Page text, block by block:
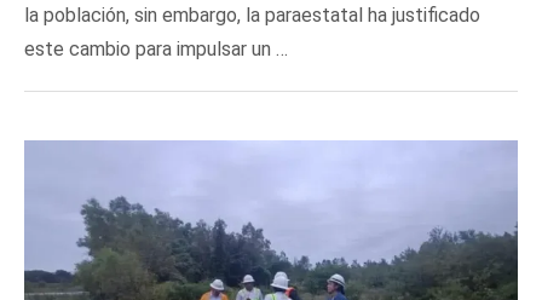
la población, sin embargo, la paraestatal ha justificado
este cambio para impulsar un …